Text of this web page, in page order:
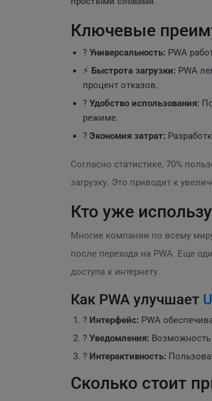
Ключевые
? Универсальность: PWA
⚡ Быстрота загрузки: PWA
процент отказов.
? Удобство использования:
режиме.
? Экономия затрат:
Согласно статистике, 70%
загрузку. Это приводит к
Кто уже
Многие компании по всему
после перехода на PWA. Еще
доступа к интернету.
Как PWA улучшает
? Интерфейс: PWA
? Уведомления: Возможность
? Интерактивность:
Сколько стоит